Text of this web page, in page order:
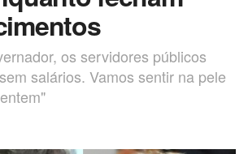
os servidores públicos
salários. Vamos sentir na pele